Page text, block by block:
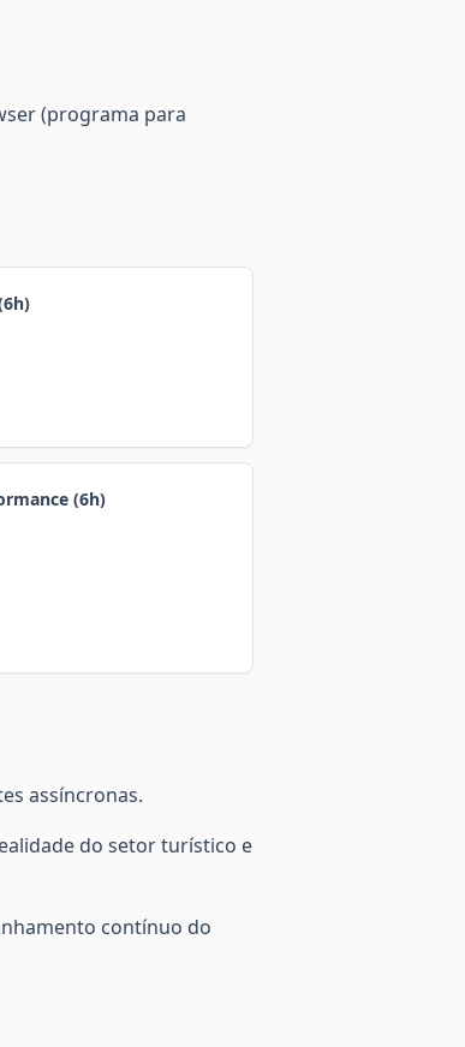
(programa para
(6h)
assíncronas.
do setor turístico e
contínuo do